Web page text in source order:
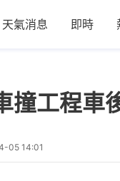
天氣消息 即時
撞工程
05 14:01